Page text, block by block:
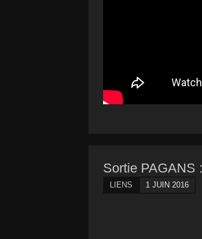
Sortie PAGANS
LIENS 1 JUIN 2016